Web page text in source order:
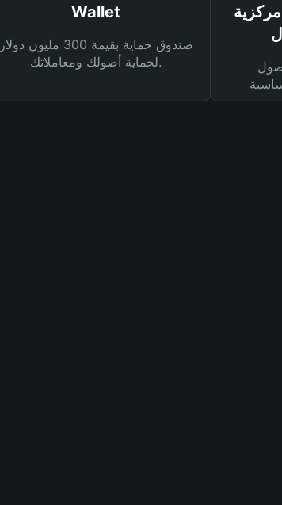
Wallet
صندوق حماية بقيمة 300 مليون دولار
لحماية أصولك ومعاملاتك.